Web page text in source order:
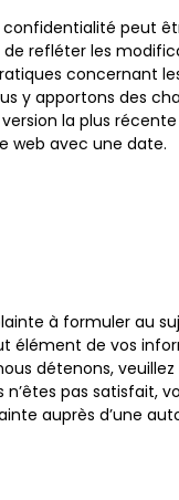
peut
refléter les
concernant
y apportons des
la plus
web avec une date.
à formuler au
élément de vos
détenons,
n’êtes pas satisfait,
auprès d’une